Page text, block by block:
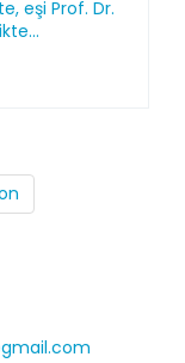
eşi Prof. Dr.